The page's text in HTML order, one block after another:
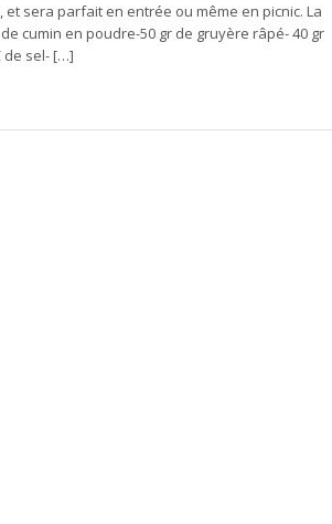
sera parfait en entrée ou même en picnic. La
cumin en poudre-50 gr de gruyère râpé- 40 gr
de sel- […]